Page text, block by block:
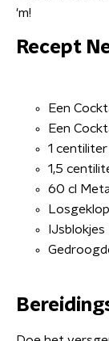
'm!
Recept
Een
Een
1
1,5
60 cl
IJsblokjes